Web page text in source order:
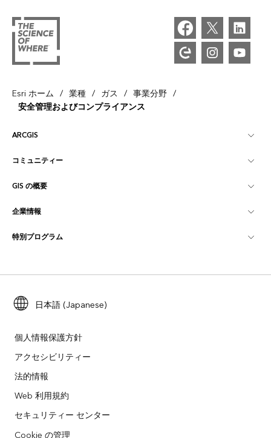
Esri ホーム / 業種 / ガス / 事業分野 /
安全管理およびコンプライアンス
ARCGIS
ArcGIS の概要
マッピング
ArcGIS Online
開発者向けテクノロジー
ArcGIS Location Platform
ArcGIS Architecture Center
コミュニティー
Esri Community
ArcGIS ブログ
ユーザー調査およびテスト
Esri Young Professionals Network
イベント
GIS の概要
GIS とは
ロケーション インテリジェンス
トレーニング
ArcUser
ArcNews
ArcWatch
Esri Press
Esri ビデオ
企業情報
Esri について
採用情報
パートナー
企業行動規範
環境および持続可能性の取り組み
特別プログラム
ArcGIS for Student Use
災害対応
教育機関
非営利組織
日本語 (Japanese)
個人情報保護方針
アクセシビリティー
法的情報
Web 利用規約
セキュリティー センター